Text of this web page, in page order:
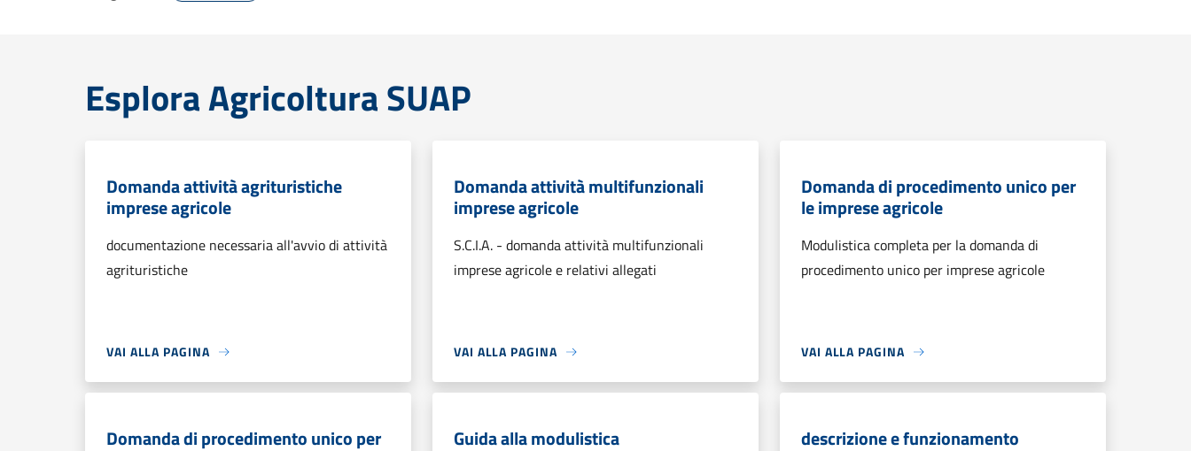
Esplora Agricoltura SUAP
Domanda attività agrituristiche
imprese agricole
documentazione necessaria all'avvio di attività
agrituristiche
VAI ALLA PAGINA
Domanda attività multifunzionali
imprese agricole
S.C.I.A. - domanda attività multifunzionali
imprese agricole e relativi allegati
VAI ALLA PAGINA
Domanda di procedimento unico per
le imprese agricole
Modulistica completa per la domanda di
procedimento unico per imprese agricole
VAI ALLA PAGINA
Domanda di procedimento unico per Guida alla modulistica descrizione e funzionamento